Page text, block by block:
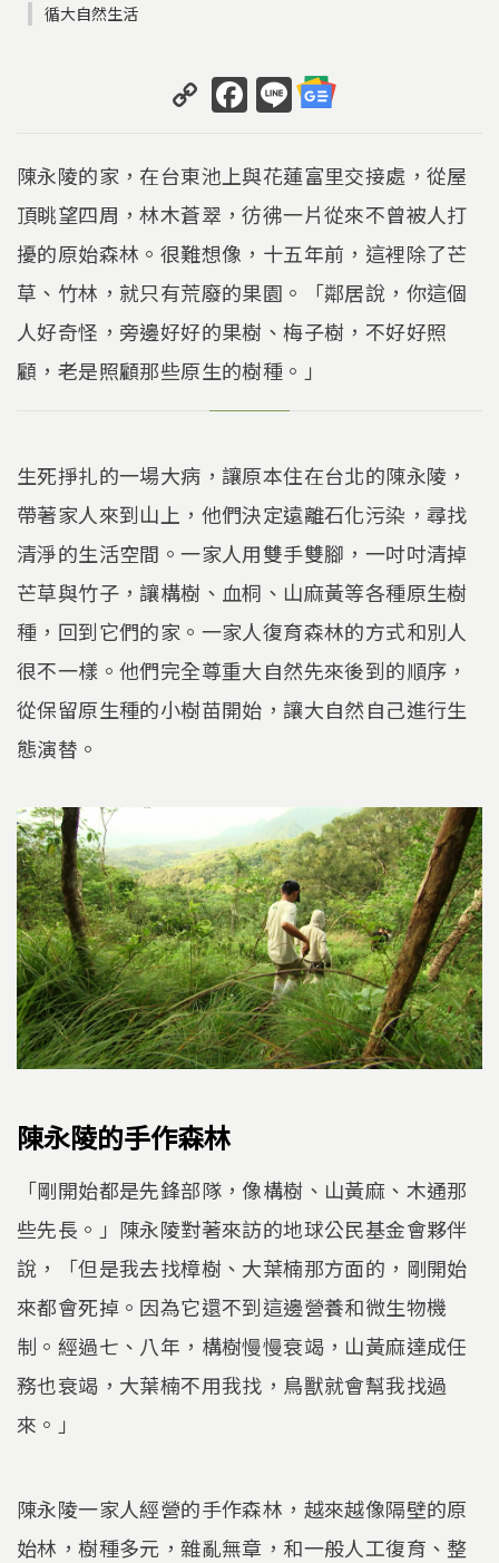
循大自然生活
C
o
p
y
Li
n
k
F
a
c
e
b
o
o
k
Li
n
e
陳永陵的家，在台東池上與花蓮富里交接處，從屋
頂眺望四周，林木蒼翠，彷彿一片從來不曾被人打
擾的原始森林。很難想像，十五年前，這裡除了芒
草、竹林，就只有荒廢的果園。「鄰居說，你這個
人好奇怪，旁邊好好的果樹、梅子樹，不好好照
顧，老是照顧那些原生的樹種。」
生死掙扎的一場大病，讓原本住在台北的陳永陵，
帶著家人來到山上，他們決定遠離石化污染，尋找
清淨的生活空間。一家人用雙手雙腳，一吋吋清掉
芒草與竹子，讓構樹、血桐、山麻黃等各種原生樹
種，回到它們的家。一家人復育森林的方式和別人
很不一樣。他們完全尊重大自然先來後到的順序，
從保留原生種的小樹苗開始，讓大自然自己進行生
態演替。
陳永陵的手作森林
「剛開始都是先鋒部隊，像構樹、山黃麻、木通那
些先長。」陳永陵對著來訪的地球公民基金會夥伴
說，「但是我去找樟樹、大葉楠那方面的，剛開始
來都會死掉。因為它還不到這邊營養和微生物機
制。經過七、八年，構樹慢慢衰竭，山黃麻達成任
務也衰竭，大葉楠不用我找，鳥獸就會幫我找過
來。」
陳永陵一家人經營的手作森林，越來越像隔壁的原
始林，樹種多元，雜亂無章，和一般人工復育、整